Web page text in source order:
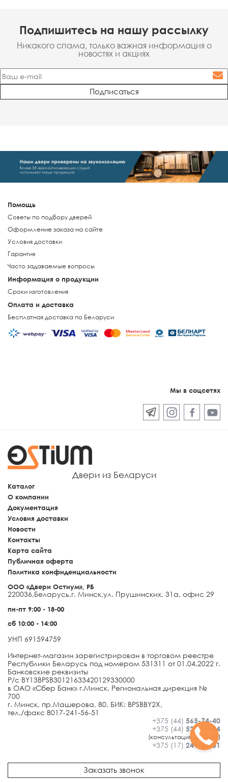
Подпишитесь на нашу рассылку
Никакого спама, только важная информация о
новостях и акциях
Помощь
Советы по подбору дверей
Оформление заказа на сайте
Условия доставки
Гарантия
Часто задаваемые вопросы
Информация о продукции
Сроки изготовления
Оплата и доставка
Бесплатная доставка по Беларуси
Мы в соцсетях
Двери из Беларуси
Каталог
О компании
Документация
Условия доставки
Новости
Контакты
Карта сайта
Публичная оферта
Политика конфиденциальности
ООО «Двери Остиум», РБ
220036,Беларусь,г. Минск,ул. Прушинских, 31а, офис 29
пн-пт 9:00 - 18-00
сб 10:00 - 14:00
УНП 691594759
Интернет-магазин зарегистрирован в торговом реестре
Республики Беларусь под номером 531311 от 01.04.2022 г.
Банковские реквизиты
Р/с BY13BPSB30121633420129330000
в ОАО «Сбер Банк» г.Минск, Региональная дирекция №
700
г. Минск, пр.Машерова, 80, БИК: BPSBBY2X,
тел./факс 8017-241-56-51
+375 (44) 565-74-40
+375 (44) 522-79-84
(консультация до 21-00)
+375 (17) 241-56-51
Заказать звонок